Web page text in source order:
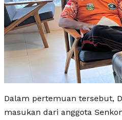
Dalam pertemuan tersebut,
masukan dari anggota